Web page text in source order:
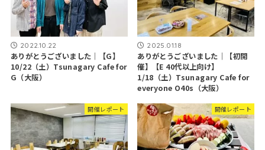
2022.10.22
ありがとうございました｜【G】
10/22（土）Tsunagary Cafe for
G（大阪）
2025.01.18
ありがとうございました｜【初開
催】【E 40代以上向け】
1/18（土）Tsunagary Cafe for
everyone O40s（大阪）
開催レポート 開催レポート